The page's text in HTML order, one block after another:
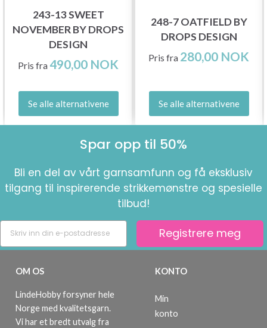
243-13 SWEET
NOVEMBER BY DROPS
DESIGN
Pris fra490,00 NOK
Se alle alternativene
248-7 OATFIELD BY
DROPS DESIGN
Pris fra 280,00 NOK
Se alle alternativene
Spar opp til 50%
Bli en del av vårt garnsamfunn og få eksklusiv
tilgang til inspirerende strikkemønstre og spesielle
tilbud!
Registrere meg
OM OS
LindeHobby forsyner hele
Norge med kvalitetsgarn.
Vi har et bredt utvalg fra
KONTO
Min
konto